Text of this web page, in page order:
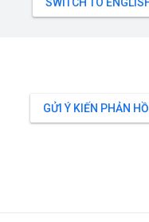
GỬI Ý KIẾN PHẢN HỒI